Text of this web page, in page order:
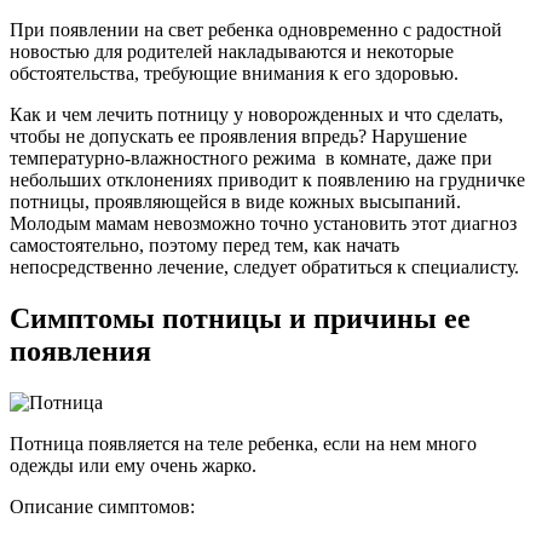
При появлении на свет ребенка одновременно с радостной
новостью для родителей накладываются и некоторые
обстоятельства, требующие внимания к его здоровью.
Как и чем лечить потницу у новорожденных и что сделать,
чтобы не допускать ее проявления впредь? Нарушение
температурно-влажностного режима в комнате, даже при
небольших отклонениях приводит к появлению на грудничке
потницы, проявляющейся в виде кожных высыпаний.
Молодым мамам невозможно точно установить этот диагноз
самостоятельно, поэтому перед тем, как начать
непосредственно лечение, следует обратиться к специалисту.
Симптомы потницы и причины ее
появления
Потница появляется на теле ребенка, если на нем много
одежды или ему очень жарко.
Описание симптомов: